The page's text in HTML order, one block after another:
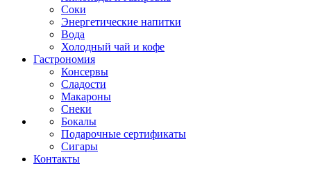
Соки
Энергетические напитки
Вода
Холодный чай и кофе
Гастрономия
Консервы
Сладости
Макароны
Снеки
Бокалы
Подарочные сертификаты
Сигары
Контакты